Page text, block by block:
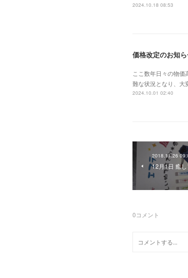
2024.10.18 08:53
価格改定のお知
ここ数年日々の物
難な状況となり、大
2024.10.01 02:40
2018.11.26
12月1日 癒
0コメント